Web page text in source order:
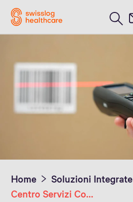
Domande e risposte
Inglese / English
Home
Soluzioni Integrate
Centro Servizi Condivisi